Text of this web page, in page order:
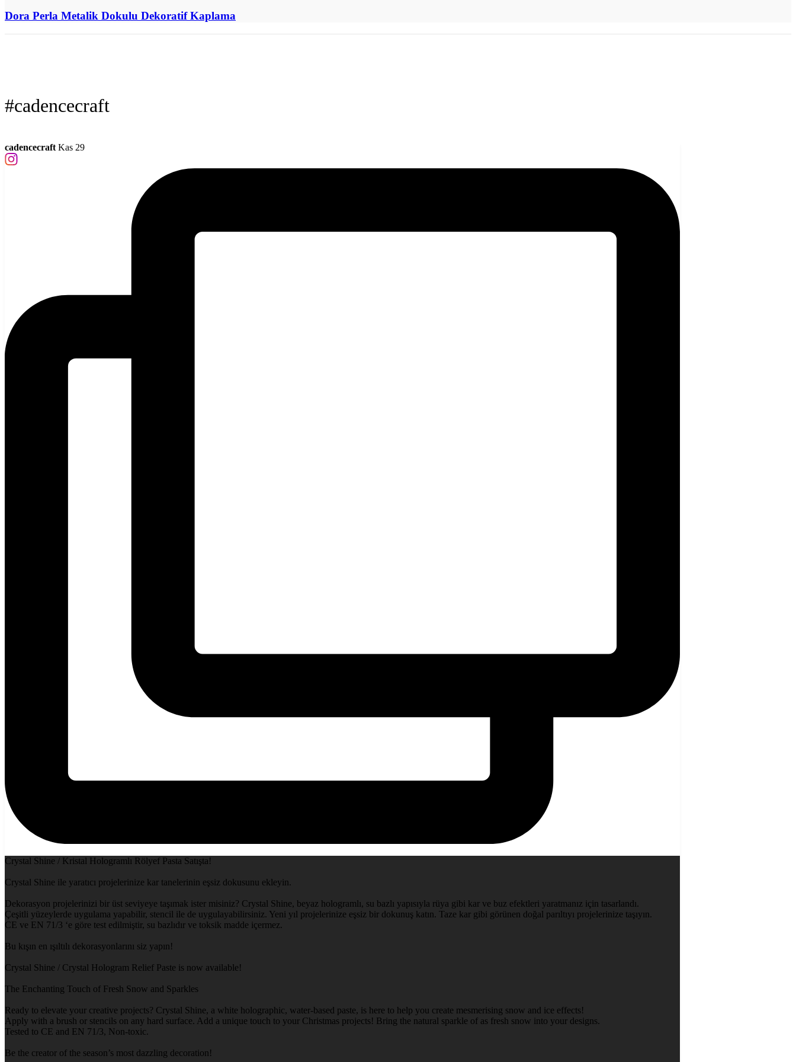
Dora Perla Metalik Dokulu Dekoratif Kaplama
#cadencecraft
cadencecraft Kas 29
Crystal Shine / Kristal Hologramlı Rölyef Pasta Satışta!
Crystal Shine ile yaratıcı projelerinize kar tanelerinin eşsiz dokusunu ekleyin.
Dekorasyon projelerinizi bir üst seviyeye taşımak ister misiniz? Crystal Shine, beyaz hologramlı, su bazlı yapısıyla rüya gibi kar ve buz efektleri yaratmanız için tasarlandı.
Çeşitli yüzeylerde uygulama yapabilir, stencil ile de uygulayabilirsiniz. Yeni yıl projelerinize eşsiz bir dokunuş katın. Taze kar gibi görünen doğal parıltıyı projelerinize taşıyın.
CE ve EN 71/3 ‘e göre test edilmiştir, su bazlıdır ve toksik madde içermez.
Bu kışın en ışıltılı dekorasyonlarını siz yapın!
Crystal Shine / Crystal Hologram Relief Paste is now available!
The Enchanting Touch of Fresh Snow and Sparkles
Ready to elevate your creative projects? Crystal Shine, a white holographic, water-based paste, is here to help you create mesmerising snow and ice effects!
Apply with a brush or stencils on any hard surface. Add a unique touch to your Christmas projects! Bring the natural sparkle of as fresh snow into your designs.
Tested to CE and EN 71/3, Non-toxic.
Be the creator of the season’s most dazzling decoration!